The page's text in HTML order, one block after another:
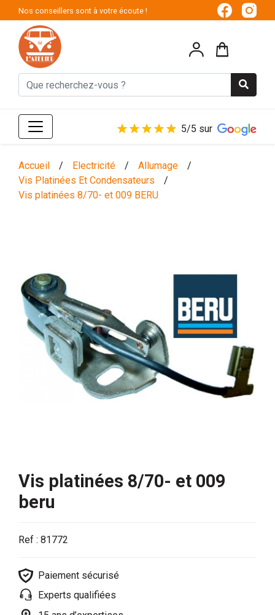
Nos conseillers sont à votre écoute !
5/5 sur
Accueil / Electricité / Allumage
/
Vis Platinées Et Condensateurs
/
Vis platinées 8/70- et 009 BERU
Vis platinées 8/70- et 009
beru
Ref : 81772
Paiement sécurisé
Experts qualifiées